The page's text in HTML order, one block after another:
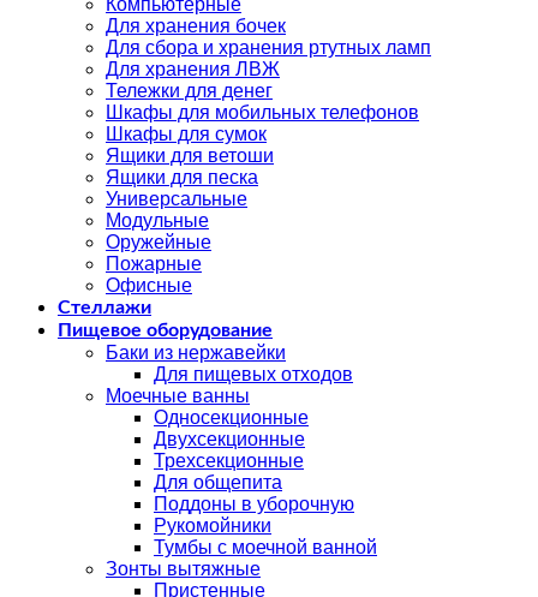
Компьютерные
Для хранения бочек
Для сбора и хранения ртутных ламп
Для хранения ЛВЖ
Тележки для денег
Шкафы для мобильных телефонов
Шкафы для сумок
Ящики для ветоши
Ящики для песка
Универсальные
Модульные
Оружейные
Пожарные
Офисные
Стеллажи
Пищевое оборудование
Баки из нержавейки
Для пищевых отходов
Моечные ванны
Односекционные
Двухсекционные
Трехсекционные
Для общепита
Поддоны в уборочную
Рукомойники
Тумбы с моечной ванной
Зонты вытяжные
Пристенные